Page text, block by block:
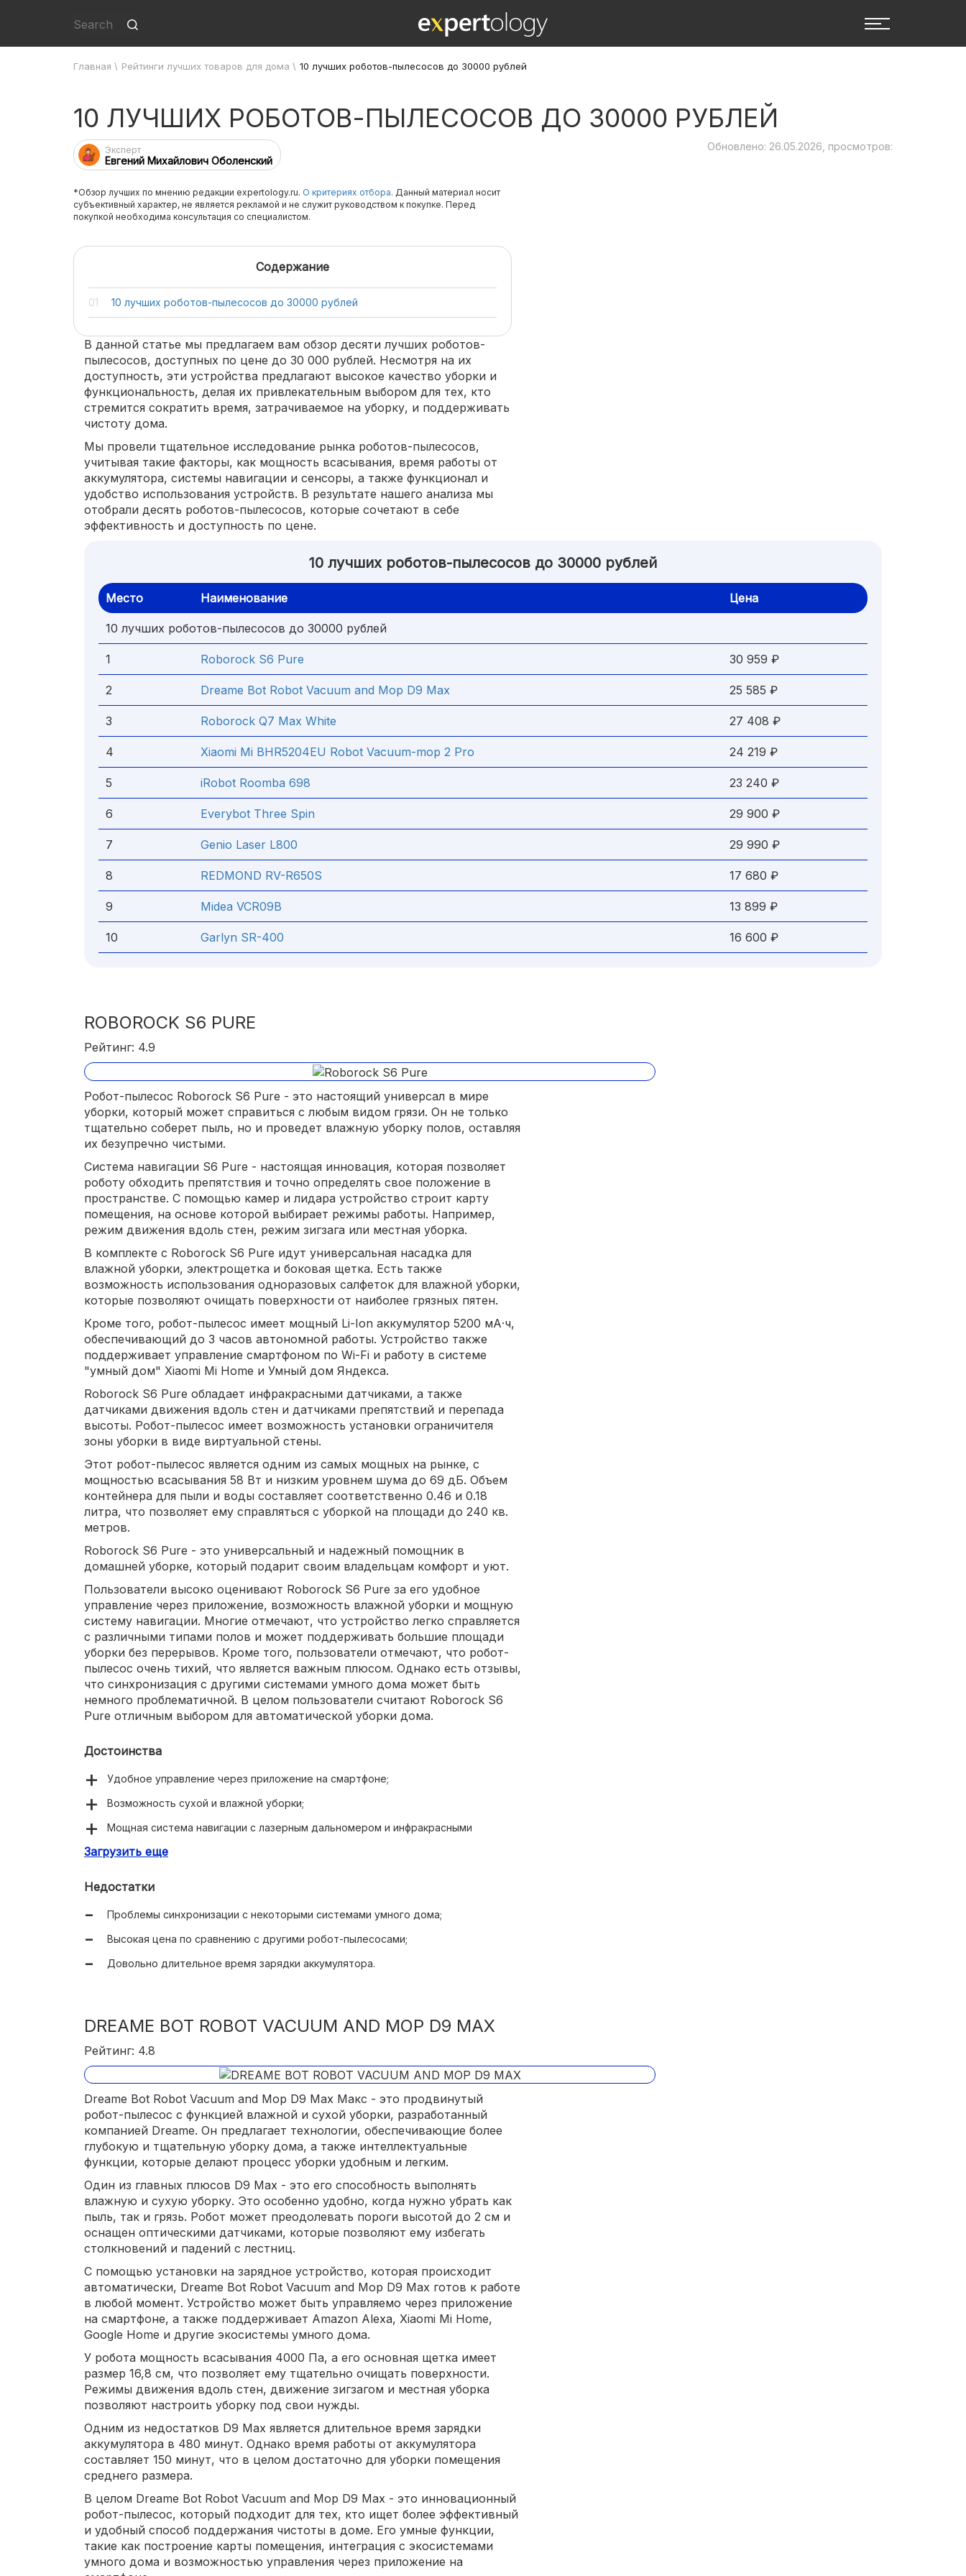
Главная \ Рейтинги лучших товаров для дома \ 10 лучших роботов-пылесосов до 30000 рублей
10 ЛУЧШИХ РОБОТОВ-ПЫЛЕСОСОВ ДО 30000 РУБЛЕЙ
Эксперт
Евгений Михайлович Оболенский
Обновлено: 26.05.2026, просмотров:
*Обзор лучших по мнению редакции expertology.ru. О критериях отбора. Данный материал носит
субъективный характер, не является рекламой и не служит руководством к покупке. Перед
покупкой необходима консультация со специалистом.
Содержание
10 лучших роботов-пылесосов до 30000 рублей
В данной статье мы предлагаем вам обзор десяти лучших роботов-
пылесосов, доступных по цене до 30 000 рублей. Несмотря на их
доступность, эти устройства предлагают высокое качество уборки и
функциональность, делая их привлекательным выбором для тех, кто
стремится сократить время, затрачиваемое на уборку, и поддерживать
чистоту дома.
Мы провели тщательное исследование рынка роботов-пылесосов,
учитывая такие факторы, как мощность всасывания, время работы от
аккумулятора, системы навигации и сенсоры, а также функционал и
удобство использования устройств. В результате нашего анализа мы
отобрали десять роботов-пылесосов, которые сочетают в себе
эффективность и доступность по цене.
10 лучших роботов-пылесосов до 30000 рублей
Место Наименование Цена
10 лучших роботов-пылесосов до 30000 рублей
1 Roborock S6 Pure 30 959 ₽
2 Dreame Bot Robot Vacuum and Mop D9 Max 25 585 ₽
3 Roborock Q7 Max White 27 408 ₽
4 Xiaomi Mi BHR5204EU Robot Vacuum-mop 2 Pro 24 219 ₽
5 iRobot Roomba 698 23 240 ₽
6 Everybot Three Spin 29 900 ₽
7 Genio Laser L800 29 990 ₽
8 REDMOND RV-R650S 17 680 ₽
9 Midea VCR09B 13 899 ₽
10 Garlyn SR-400 16 600 ₽
ROBOROCK S6 PURE
Рейтинг: 4.9
Робот-пылесос Roborock S6 Pure - это настоящий универсал в мире
уборки, который может справиться с любым видом грязи. Он не только
тщательно соберет пыль, но и проведет влажную уборку полов, оставляя
их безупречно чистыми.
Система навигации S6 Pure - настоящая инновация, которая позволяет
роботу обходить препятствия и точно определять свое положение в
пространстве. С помощью камер и лидара устройство строит карту
помещения, на основе которой выбирает режимы работы. Например,
режим движения вдоль стен, режим зигзага или местная уборка.
В комплекте с Roborock S6 Pure идут универсальная насадка для
влажной уборки, электрощетка и боковая щетка. Есть также
возможность использования одноразовых салфеток для влажной уборки,
которые позволяют очищать поверхности от наиболее грязных пятен.
Кроме того, робот-пылесос имеет мощный Li-Ion аккумулятор 5200 мА·ч,
обеспечивающий до 3 часов автономной работы. Устройство также
поддерживает управление смартфоном по Wi-Fi и работу в системе
"умный дом" Xiaomi Mi Home и Умный дом Яндекса.
Roborock S6 Pure обладает инфракрасными датчиками, а также
датчиками движения вдоль стен и датчиками препятствий и перепада
высоты. Робот-пылесос имеет возможность установки ограничителя
зоны уборки в виде виртуальной стены.
Этот робот-пылесос является одним из самых мощных на рынке, с
мощностью всасывания 58 Вт и низким уровнем шума до 69 дБ. Объем
контейнера для пыли и воды составляет соответственно 0.46 и 0.18
литра, что позволяет ему справляться с уборкой на площади до 240 кв.
метров.
Roborock S6 Pure - это универсальный и надежный помощник в
домашней уборке, который подарит своим владельцам комфорт и уют.
Пользователи высоко оценивают Roborock S6 Pure за его удобное
управление через приложение, возможность влажной уборки и мощную
систему навигации. Многие отмечают, что устройство легко справляется
с различными типами полов и может поддерживать большие площади
уборки без перерывов. Кроме того, пользователи отмечают, что робот-
пылесос очень тихий, что является важным плюсом. Однако есть отзывы,
что синхронизация с другими системами умного дома может быть
немного проблематичной. В целом пользователи считают Roborock S6
Pure отличным выбором для автоматической уборки дома.
Достоинства
Удобное управление через приложение на смартфоне;
Возможность сухой и влажной уборки;
Мощная система навигации с лазерным дальномером и инфракрасными
Очень тихий в работе;
Встроенный таймер для удобства планирования уборки.
Загрузить еще
Недостатки
Проблемы синхронизации с некоторыми системами умного дома;
Высокая цена по сравнению с другими робот-пылесосами;
Довольно длительное время зарядки аккумулятора.
DREAME BOT ROBOT VACUUM AND MOP D9 MAX
Рейтинг: 4.8
Dreame Bot Robot Vacuum and Mop D9 Max Макс - это продвинутый
робот-пылесос с функцией влажной и сухой уборки, разработанный
компанией Dreame. Он предлагает технологии, обеспечивающие более
глубокую и тщательную уборку дома, а также интеллектуальные
функции, которые делают процесс уборки удобным и легким.
Один из главных плюсов D9 Max - это его способность выполнять
влажную и сухую уборку. Это особенно удобно, когда нужно убрать как
пыль, так и грязь. Робот может преодолевать пороги высотой до 2 см и
оснащен оптическими датчиками, которые позволяют ему избегать
столкновений и падений с лестниц.
С помощью установки на зарядное устройство, которая происходит
автоматически, Dreame Bot Robot Vacuum and Mop D9 Max готов к работе
в любой момент. Устройство может быть управляемо через приложение
на смартфоне, а также поддерживает Amazon Alexa, Xiaomi Mi Home,
Google Home и другие экосистемы умного дома.
У робота мощность всасывания 4000 Па, а его основная щетка имеет
размер 16,8 см, что позволяет ему тщательно очищать поверхности.
Режимы движения вдоль стен, движение зигзагом и местная уборка
позволяют настроить уборку под свои нужды.
Одним из недостатков D9 Max является длительное время зарядки
аккумулятора в 480 минут. Однако время работы от аккумулятора
составляет 150 минут, что в целом достаточно для уборки помещения
среднего размера.
В целом Dreame Bot Robot Vacuum and Mop D9 Max - это инновационный
робот-пылесос, который подходит для тех, кто ищет более эффективный
и удобный способ поддержания чистоты в доме. Его умные функции,
такие как построение карты помещения, интеграция с экосистемами
умного дома и возможностью управления через приложение на